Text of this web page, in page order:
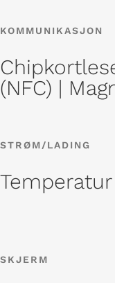
KOMMUNIKASJON
(NFC) |
STRØM/LADING
SKJERM